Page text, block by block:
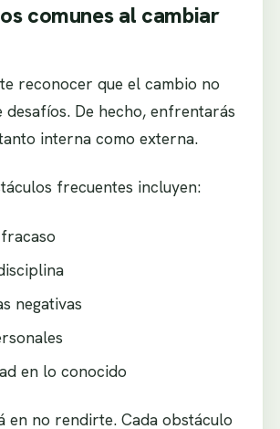
comunes al cambiar
reconocer que el cambio no
desafíos. De hecho, enfrentarás
interna como externa.
frecuentes incluyen:
negativas
en lo conocido
en no rendirte. Cada obstáculo